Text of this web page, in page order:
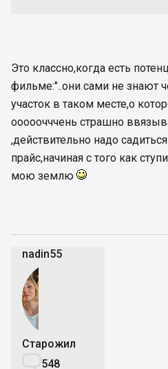
Это классно,когда есть
фильме:"..они сами не знают
участок в таком месте,о
ооооочччень страшно
,действительно надо
прайс,начиная с того как
мою землю
nadin55
Старожил
548